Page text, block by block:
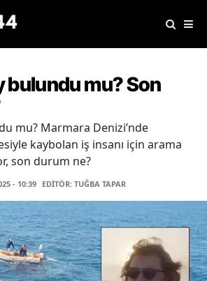
bulundu mu? Son
mu? Marmara Denizi’nde
kaybolan iş insanı için arama
son durum ne?
- 10:39 EDİTÖR: TUĞBA TAPAR